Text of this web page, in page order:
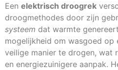
Een elektrisch droogrek
droogmethodes door zijn
systeem dat warmte
mogelijkheid om wasgoed op
veilige manier te drogen, wat
en energiezuinigere aanpak.